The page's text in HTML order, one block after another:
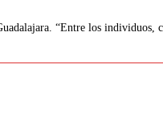
“Entre los individuos,